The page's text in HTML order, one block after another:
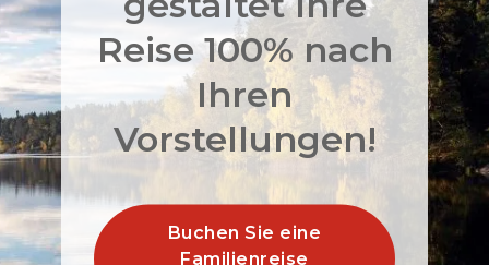
Reise 100% nach
Ihren
Vorstellungen!
Buchen Sie eine
Familienreise